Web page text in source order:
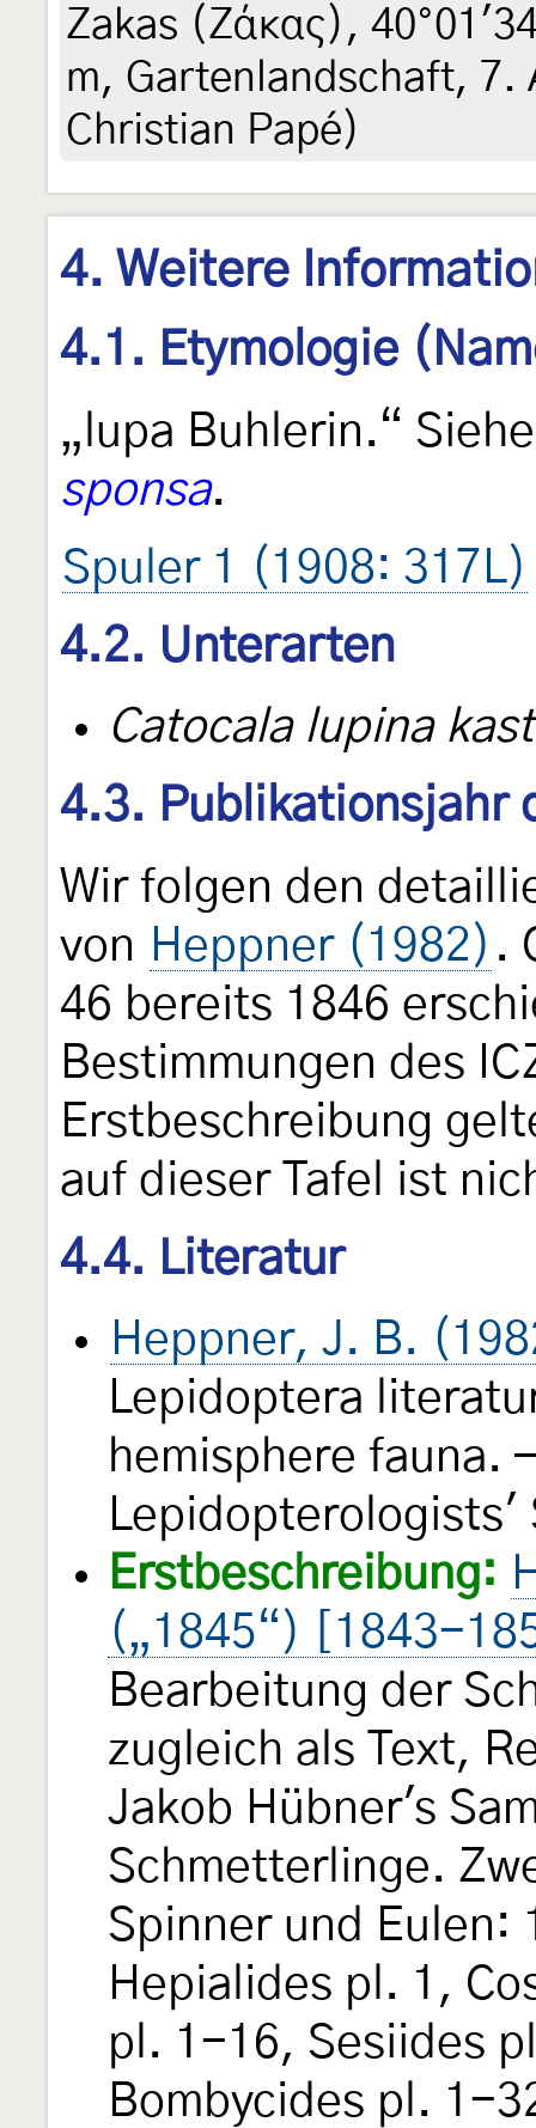
Zakas (Ζάκας),
m, Gartenlandschaft, 7.
Christian Papé)
4. Weitere
4.1. Etymologie
„lupa Buhlerin.“
sponsa.
Spuler 1 (1908: 317L)
4.2. Unterarten
Catocala lupina
4.3. Publikationsjahr
Wir folgen den
von Heppner (1982) .
46 bereits 1846
Bestimmungen des
Erstbeschreibung
auf dieser Tafel ist
4.4. Literatur
Heppner, J. B.
Lepidoptera
hemisphere fauna.
Erstbeschreibung:
(„1845“) [1843-
Bearbeitung der
zugleich als Text,
Jakob Hübner's
Schmetterlinge.
Spinner und
Hepialides pl. 1,
pl. 1-16, Sesiides
Bombycides pl. 1-